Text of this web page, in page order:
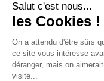
Salut c'est nous...
les Cookies !
On a attendu d'être sûrs
ce site vous intéresse
déranger, mais on
visite...
ESPACE
Pourquoi devenir
Le contrat
Les aides au